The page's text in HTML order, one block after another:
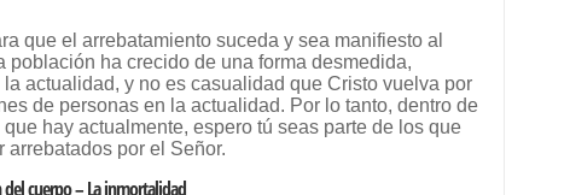
que el arrebatamiento suceda y sea manifiesto al
población ha crecido de una forma desmedida,
actualidad, y no es casualidad que Cristo vuelva por
de personas en la actualidad. Por lo tanto, dentro de
hay actualmente, espero tú seas parte de los que
arrebatados por el Señor.
cuerpo – La inmortalidad